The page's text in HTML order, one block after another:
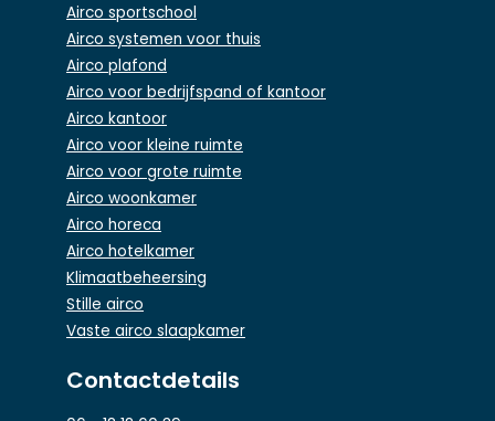
Airco sportschool
Airco systemen voor thuis
Airco plafond
Airco voor bedrijfspand of kantoor
Airco kantoor
Airco voor kleine ruimte
Airco voor grote ruimte
Airco woonkamer
Airco horeca
Airco hotelkamer
Klimaatbeheersing
Stille airco
Vaste airco slaapkamer
Contactdetails